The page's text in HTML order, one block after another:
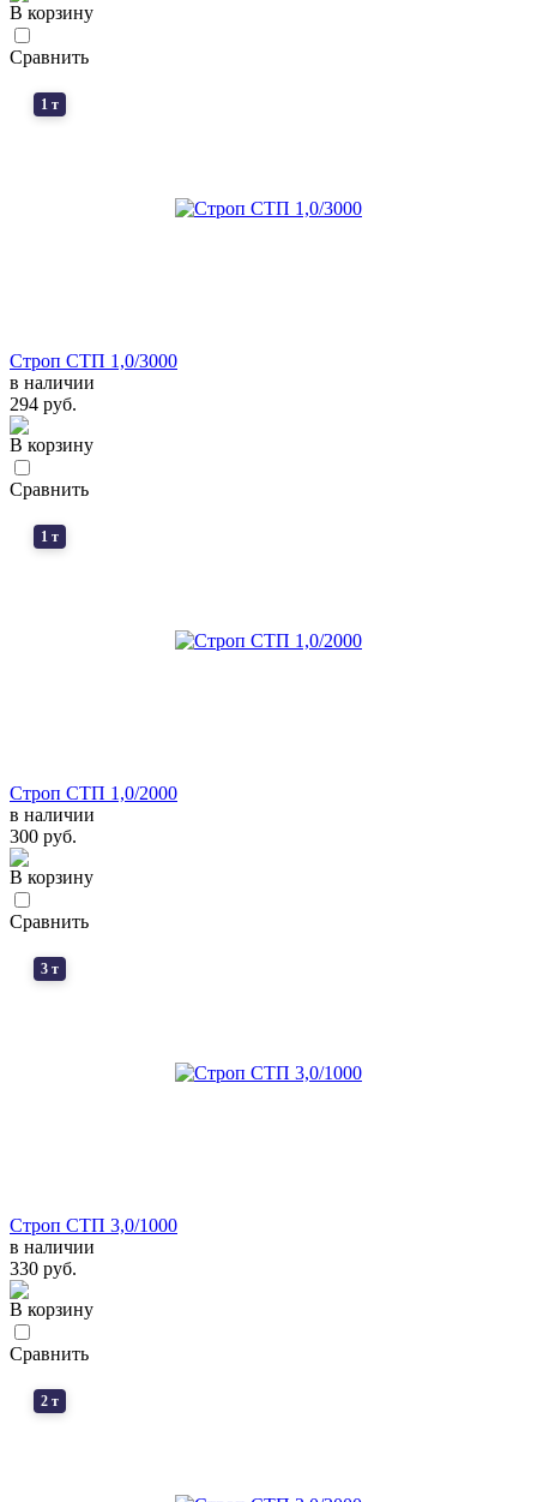
В корзину
Сравнить
1 т
Строп СТП 1,0/3000
в наличии
294 руб.
В корзину
Сравнить
1 т
Строп СТП 1,0/2000
в наличии
300 руб.
В корзину
Сравнить
3 т
Строп СТП 3,0/1000
в наличии
330 руб.
В корзину
Сравнить
2 т